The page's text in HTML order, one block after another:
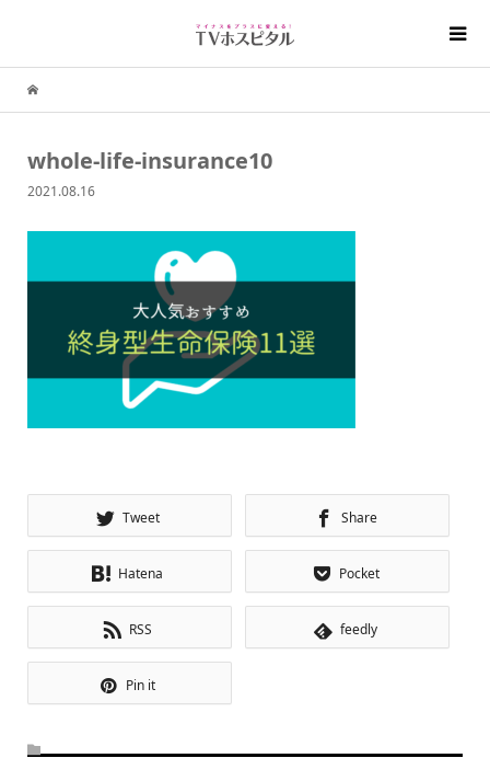
whole-life-insurance10
2021.08.16
Tweet Share
Hatena Pocket
RSS feedly
Pin it